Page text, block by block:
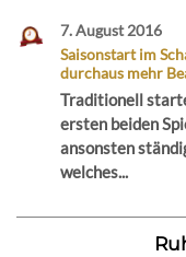
7. August 2016
Saisonstart im
durchaus mehr
Traditionell
ersten beiden
ansonsten
welches...